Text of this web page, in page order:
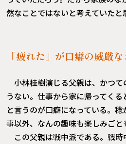
然なことではないと考えていたと
「疲れた」が口癖の威厳な
小林桂樹演じる父親は、かつ
うない。仕事から家に帰ってくる
と言うのが口癖になっている。
事以外、なんの趣味も楽しみごと
この父親は戦中派である。戦